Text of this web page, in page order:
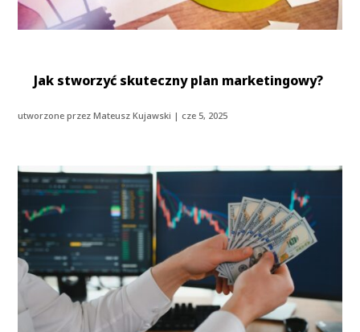
Jak stworzyć skuteczny plan marketingowy?
utworzone przezMateusz Kujawski | cze 5, 2025